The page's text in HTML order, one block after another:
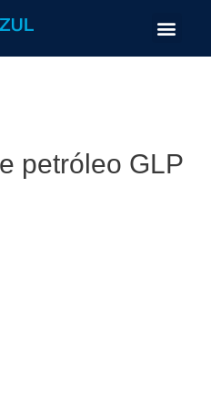
petróleo GLP